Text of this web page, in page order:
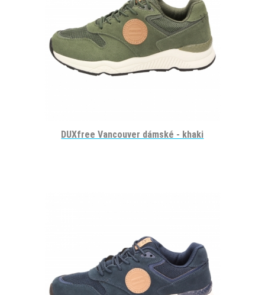
DUXfree Vancouver dámské - khaki